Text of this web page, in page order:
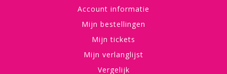
Account informatie
Mijn bestellingen
Mijn tickets
Mijn verlanglijst
Vergelijk